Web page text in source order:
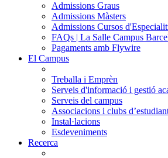
Admissions Graus
Admissions Màsters
Admissions Cursos
FAQs | La Salle Campus
Pagaments amb Flywire
El Campus
Treballa i Emprèn
Serveis d'informació i gestió
Serveis del campus
Associacions i clubs
Instal·lacions
Esdeveniments
Recerca